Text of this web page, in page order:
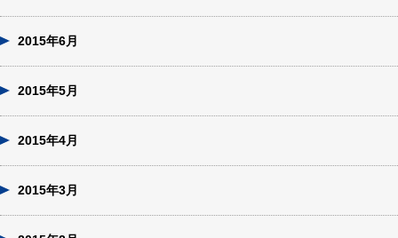
2015年6月
2015年5月
2015年4月
2015年3月